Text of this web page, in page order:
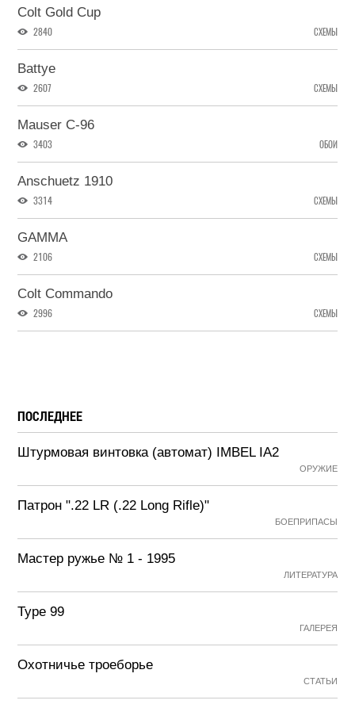
Colt Gold Cup
2840 СХЕМЫ
Battye
2607 СХЕМЫ
Mauser C-96
3403 ОБОИ
Anschuetz 1910
3314 СХЕМЫ
GAMMA
2106 СХЕМЫ
Colt Commando
2996 СХЕМЫ
ПОСЛЕДНЕЕ
Штурмовая винтовка (автомат) IMBEL IA2
ОРУЖИЕ
Патрон ".22 LR (.22 Long Rifle)"
БОЕПРИПАСЫ
Мастер ружье № 1 - 1995
ЛИТЕРАТУРА
Type 99
ГАЛЕРЕЯ
Охотничье троеборье
СТАТЬИ